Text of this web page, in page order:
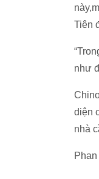
Tiên
như
diện
nhà